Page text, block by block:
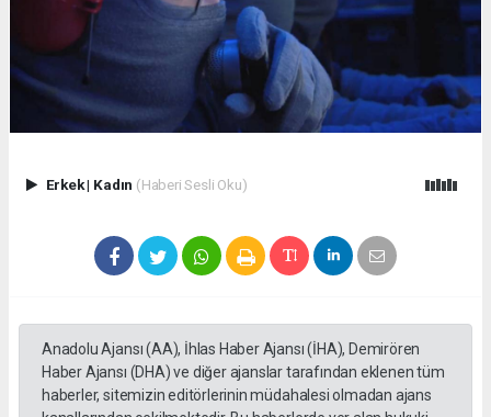
Erkek| Kadın (Haberi Sesli Oku)
Anadolu Ajansı (AA), İhlas Haber Ajansı (İHA), Demirören
Haber Ajansı (DHA) ve diğer ajanslar tarafından eklenen tüm
haberler, sitemizin editörlerinin müdahalesi olmadan ajans